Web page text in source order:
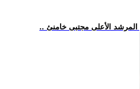
المرشد الأعلى مجتبى خامنئ